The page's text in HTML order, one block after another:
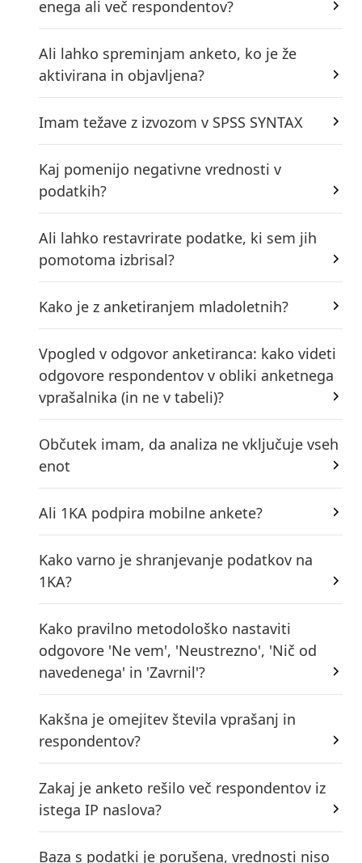
enega ali več respondentov?
Ali lahko spreminjam anketo, ko je že
aktivirana in objavljena?
Imam težave z izvozom v SPSS SYNTAX
Kaj pomenijo negativne vrednosti v
podatkih?
Ali lahko restavrirate podatke, ki sem jih
pomotoma izbrisal?
Kako je z anketiranjem mladoletnih?
Vpogled v odgovor anketiranca: kako videti
odgovore respondentov v obliki anketnega
vprašalnika (in ne v tabeli)?
Občutek imam, da analiza ne vključuje vseh
enot
Ali 1KA podpira mobilne ankete?
Kako varno je shranjevanje podatkov na
1KA?
Kako pravilno metodološko nastaviti
odgovore 'Ne vem', 'Neustrezno', 'Nič od
navedenega' in 'Zavrnil'?
Kakšna je omejitev števila vprašanj in
respondentov?
Zakaj je anketo rešilo več respondentov iz
istega IP naslova?
Baza s podatki je porušena, vrednosti niso